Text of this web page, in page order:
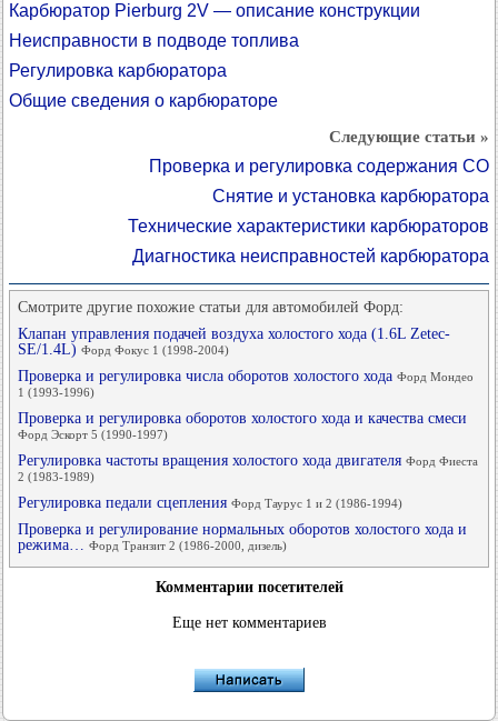
Карбюратор Pierburg 2V — описание конструкции
Неисправности в подводе топлива
Регулировка карбюратора
Общие сведения о карбюраторе
Следующие статьи »
Проверка и регулировка содержания CO
Снятие и установка карбюратора
Технические характеристики карбюраторов
Диагностика неисправностей карбюратора
Смотрите другие похожие статьи для автомобилей Форд:
Клапан управления подачей воздуха холостого хода (1.6L Zetec-
SE/1.4L) Форд Фокус 1 (1998-2004)
Проверка и регулировка числа оборотов холостого хода Форд Мондео
1 (1993-1996)
Проверка и регулировка оборотов холостого хода и качества смеси
Форд Эскорт 5 (1990-1997)
Регулировка частоты вращения холостого хода двигателя Форд Фиеста
2 (1983-1989)
Регулировка педали сцепления Форд Таурус 1 и 2 (1986-1994)
Проверка и регулирование нормальных оборотов холостого хода и
режима… Форд Транзит 2 (1986-2000, дизель)
Комментарии посетителей
Еще нет комментариев